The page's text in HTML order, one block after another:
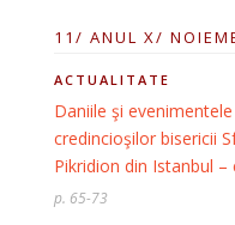
11/ ANUL X/
ACTUALITATE
Daniile şi
credincioşilor bisericii
Pikridion din Istanbul
p. 65-73